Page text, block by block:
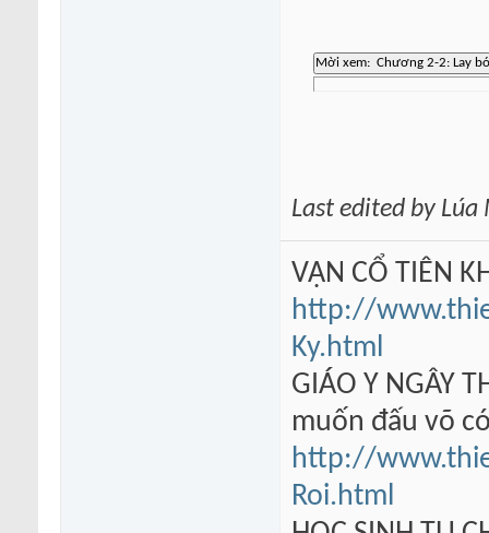
Last edited by
VẠN CỔ TIÊN
http://
Ky.html
GIÁO Y NGÂY
muốn đấu võ
http://
Roi.html